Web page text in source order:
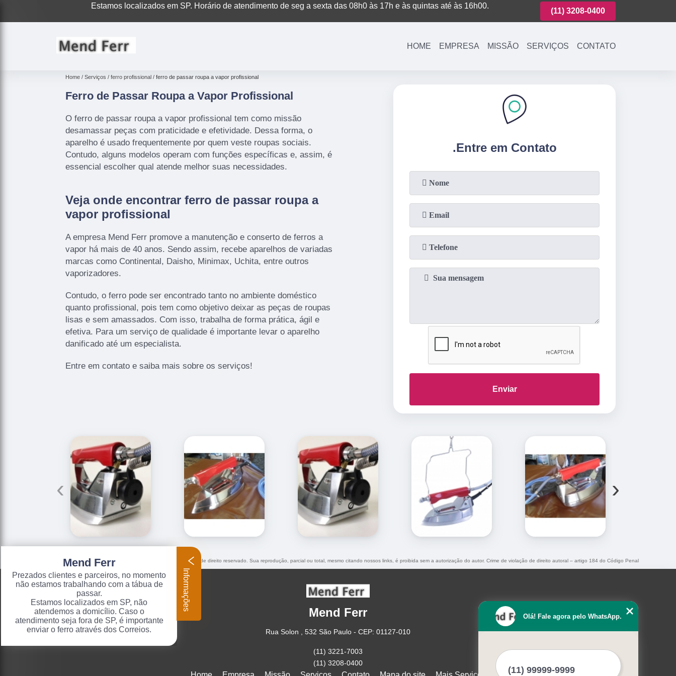
Estamos localizados em SP. Horário de atendimento de seg a sexta das 08h0 às 17h e às quintas até às 16h00.
(11)3221-7003 (11) 3208-0400 (11)3221-7003 (11) 3208-0400
HOME EMPRESA MISSÃO SERVIÇOS CONTATO
Home Serviços ferro profissional ferro de passar roupa a vapor profissional
Ferro de Passar Roupa a Vapor Profissional
O ferro de passar roupa a vapor profissional tem como missão
desamassar peças com praticidade e efetividade. Dessa forma, o
aparelho é usado frequentemente por quem veste roupas sociais.
Contudo, alguns modelos operam com funções específicas e, assim, é
essencial escolher qual atende melhor suas necessidades.
Veja onde encontrar ferro de passar roupa a
vapor profissional
A empresa Mend Ferr promove a manutenção e conserto de ferros a
vapor há mais de 40 anos. Sendo assim, recebe aparelhos de variadas
marcas como Continental, Daisho, Minimax, Uchita, entre outros
vaporizadores.
Contudo, o ferro pode ser encontrado tanto no ambiente doméstico
quanto profissional, pois tem como objetivo deixar as peças de roupas
lisas e sem amassados. Com isso, trabalha de forma prática, ágil e
efetiva. Para um serviço de qualidade é importante levar o aparelho
danificado até um especialista.
Entre em contato e saiba mais sobre os serviços!
.Entre em Contato
Enviar
‹ ›
O conteúdo do texto "ferro de passar roupa a vapor profissional" é de direito reservado. Sua reprodução, parcial ou total, mesmo citando nossos links, é proibida sem a autorização do autor. Crime de violação de direito autoral – artigo 184 do Código Penal
Lei 9610/98 - Lei de direitos autorais
Mend Ferr
Rua Solon , 532 São Paulo - CEP: 01127-010
(11) 3221-7003
(11) 3208-0400
Olá! Fale agora pelo WhatsApp.
Mend Ferr
Prezados clientes e parceiros, no momento
não estamos trabalhando com a tábua de
passar.
Estamos localizados em SP, não
atendemos a domicílio. Caso o
atendimento seja fora de SP, é importante
enviar o ferro através dos Correios.
Informações